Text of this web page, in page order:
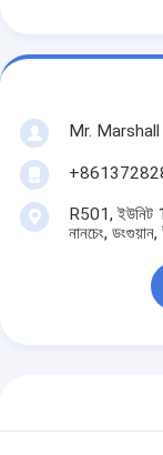
Mr. Marshall
R501, ইউনিট 1,
নানচেং, ডংগুয়ান,